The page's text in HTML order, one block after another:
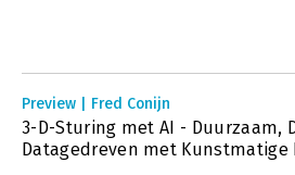
Preview | Fred Conijn
3-D-Sturing met AI - Duurzaam,
Datagedreven met